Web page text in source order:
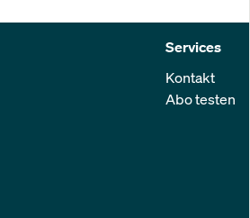
Services
Kontakt
Abo testen